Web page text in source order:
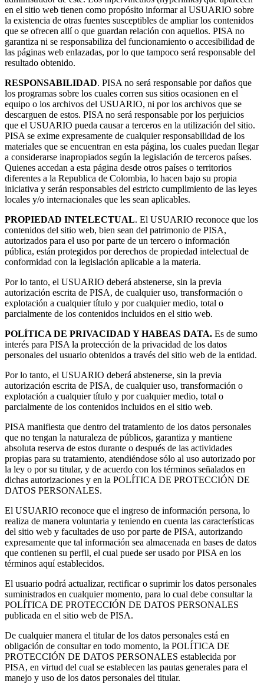
en el sitio web tienen como propósito informar al USUARIO sobre
la existencia de otras fuentes susceptibles de ampliar los contenidos
que se ofrecen allí o que guardan relación con aquellos. PISA no
garantiza ni se responsabiliza del funcionamiento o accesibilidad de
las páginas web enlazadas, por lo que tampoco será responsable del
resultado obtenido.
RESPONSABILIDAD. PISA no será responsable por daños que
los programas sobre los cuales corren sus sitios ocasionen en el
equipo o los archivos del USUARIO, ni por los archivos que se
descarguen de estos. PISA no será responsable por los perjuicios
que el USUARIO pueda causar a terceros en la utilización del sitio.
PISA se exime expresamente de cualquier responsabilidad de los
materiales que se encuentran en esta página, los cuales puedan llegar
a considerarse inapropiados según la legislación de terceros países.
Quienes accedan a esta página desde otros países o territorios
diferentes a la Republica de Colombia, lo hacen bajo su propia
iniciativa y serán responsables del estricto cumplimiento de las leyes
locales y/o internacionales que les sean aplicables.
PROPIEDAD INTELECTUAL. El USUARIO reconoce que los
contenidos del sitio web, bien sean del patrimonio de PISA,
autorizados para el uso por parte de un tercero o información
pública, están protegidos por derechos de propiedad intelectual de
conformidad con la legislación aplicable a la materia.
Por lo tanto, el USUARIO deberá abstenerse, sin la previa
autorización escrita de PISA, de cualquier uso, transformación o
explotación a cualquier título y por cualquier medio, total o
parcialmente de los contenidos incluidos en el sitio web.
POLÍTICA DE PRIVACIDAD Y HABEAS DATA. Es de sumo
interés para PISA la protección de la privacidad de los datos
personales del usuario obtenidos a través del sitio web de la entidad.
Por lo tanto, el USUARIO deberá abstenerse, sin la previa
autorización escrita de PISA, de cualquier uso, transformación o
explotación a cualquier título y por cualquier medio, total o
parcialmente de los contenidos incluidos en el sitio web.
PISA manifiesta que dentro del tratamiento de los datos personales
que no tengan la naturaleza de públicos, garantiza y mantiene
absoluta reserva de estos durante o después de las actividades
propias para su tratamiento, atendiéndose sólo al uso autorizado por
la ley o por su titular, y de acuerdo con los términos señalados en
dichas autorizaciones y en la POLÍTICA DE PROTECCIÓN DE
DATOS PERSONALES.
El USUARIO reconoce que el ingreso de información persona, lo
realiza de manera voluntaria y teniendo en cuenta las características
del sitio web y facultades de uso por parte de PISA, autorizando
expresamente que tal información sea almacenada en bases de datos
que contienen su perfil, el cual puede ser usado por PISA en los
términos aquí establecidos.
El usuario podrá actualizar, rectificar o suprimir los datos personales
suministrados en cualquier momento, para lo cual debe consultar la
POLÍTICA DE PROTECCIÓN DE DATOS PERSONALES
publicada en el sitio web de PISA.
De cualquier manera el titular de los datos personales está en
obligación de consultar en todo momento, la POLÍTICA DE
PROTECCIÓN DE DATOS PERSONALES establecida por
PISA, en virtud del cual se establecen las pautas generales para el
manejo y uso de los datos personales del titular.